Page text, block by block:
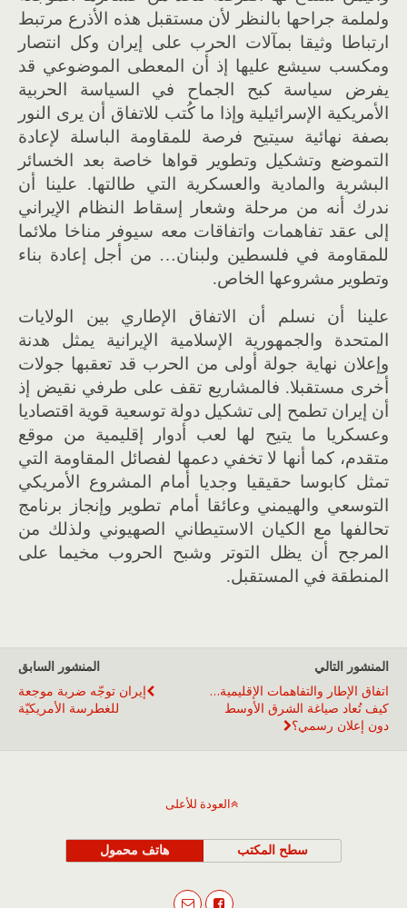
ولملمة جراحها بالنظر لأن مستقبل هذه الأذرع مرتبط
ارتباطا وثيقا بمآلات الحرب على إيران وكل انتصار
ومكسب سيشع عليها إذ أن المعطى الموضوعي قد
يفرض سياسة كبح الجماح في السياسة الحربية
الأمريكية الإسرائيلية وإذا ما كُتب للاتفاق أن يرى النور
بصفة نهائية سيتيح فرصة للمقاومة الباسلة لإعادة
التموضع وتشكيل وتطوير قواها خاصة بعد الخسائر
البشرية والمادية والعسكرية التي طالتها. علينا أن
ندرك أنه من مرحلة وشعار إسقاط النظام الإيراني
إلى عقد تفاهمات واتفاقات معه سيوفر مناخا ملائما
للمقاومة في فلسطين ولبنان… من أجل إعادة بناء
وتطوير مشروعها الخاص.
علينا أن نسلم أن الاتفاق الإطاري بين الولايات
المتحدة والجمهورية الإسلامية الإيرانية يمثل هدنة
وإعلان نهاية جولة أولى من الحرب قد تعقبها جولات
أخرى مستقبلا. فالمشاريع تقف على طرفي نقيض إذ
أن إيران تطمح إلى تشكيل دولة توسعية قوية اقتصاديا
وعسكريا ما يتيح لها لعب أدوار إقليمية من موقع
متقدم، كما أنها لا تخفي دعمها لفصائل المقاومة التي
تمثل كابوسا حقيقيا وجديا أمام المشروع الأمريكي
التوسعي والهيمني وعائقا أمام تطوير وإنجاز برنامج
تحالفها مع الكيان الاستيطاني الصهيوني ولذلك من
المرجح أن يظل التوتر وشبح الحروب مخيما على
المنطقة في المستقبل.
المنشور السابق
إيران توجّه ضربة موجعة
للغطرسة الأمريكيّة
المنشور التالي
اتفاق الإطار والتفاهمات الإقليمية…
كيف تُعاد صياغة الشرق الأوسط
دون إعلان رسمي؟
العودة للأعلى
هاتف محمول سطح المكتب